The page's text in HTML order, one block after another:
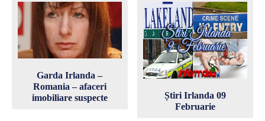
Garda Irlanda –
Romania – afaceri
imobiliare suspecte
Știri Irlanda 09
Februarie